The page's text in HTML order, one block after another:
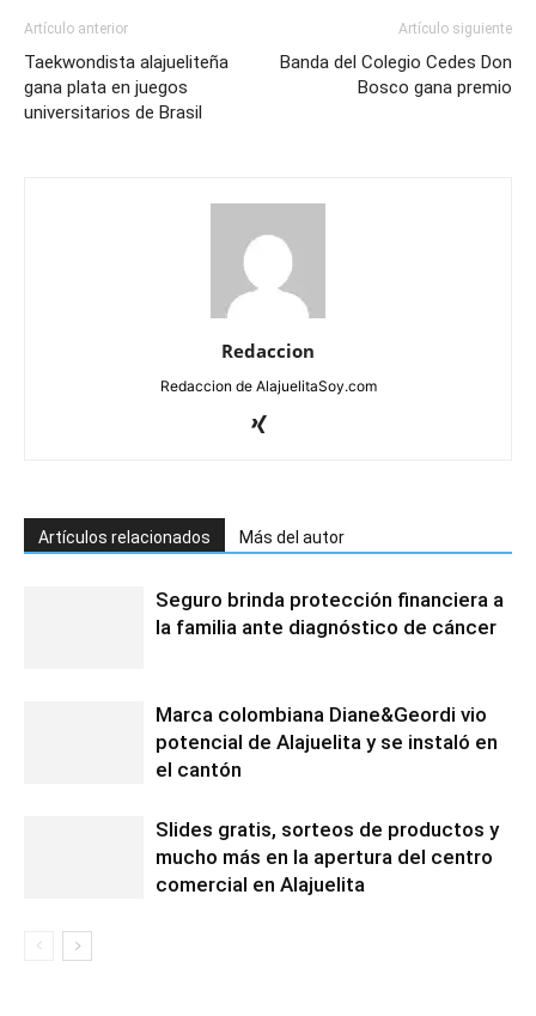
Artículo anterior
Taekwondista alajueliteña
gana plata en juegos
universitarios de Brasil
Artículo siguiente
Banda del Colegio Cedes Don
Bosco gana premio
Redaccion
Redaccion de AlajuelitaSoy.com
Artículos relacionados Más del autor
Seguro brinda protección financiera a
la familia ante diagnóstico de cáncer
Marca colombiana Diane&Geordi vio
potencial de Alajuelita y se instaló en
el cantón
Slides gratis, sorteos de productos y
mucho más en la apertura del centro
comercial en Alajuelita